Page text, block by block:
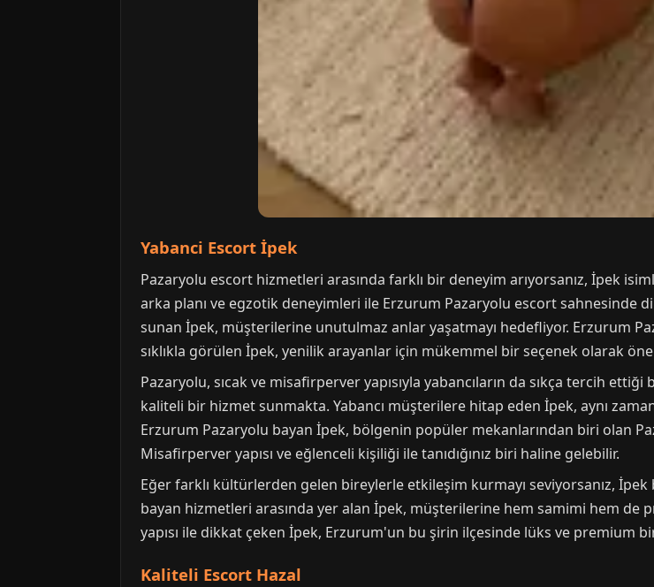
Yabanci Escort İpek
Pazaryolu escort hizmetleri arasında farklı bir deneyim arıyorsanız, İpek
arka planı ve egzotik deneyimleri ile Erzurum Pazaryolu escort sahnesinde
sunan İpek, müşterilerine unutulmaz anlar yaşatmayı hedefliyor. Erzurum
sıklıkla görülen İpek, yenilik arayanlar için mükemmel bir seçenek olarak öne
Pazaryolu, sıcak ve misafirperver yapısıyla yabancıların da sıkça tercih
kaliteli bir hizmet sunmakta. Yabancı müşterilere hitap eden İpek, aynı
Erzurum Pazaryolu bayan İpek, bölgenin popüler mekanlarından biri olan
Misafirperver yapısı ve eğlenceli kişiliği ile tanıdığınız biri haline gelebilir.
Eğer farklı kültürlerden gelen bireylerle etkileşim kurmayı seviyorsanız,
bayan hizmetleri arasında yer alan İpek, müşterilerine hem samimi hem de
yapısı ile dikkat çeken İpek, Erzurum'un bu şirin ilçesinde lüks ve premium
Kaliteli Escort Hazal